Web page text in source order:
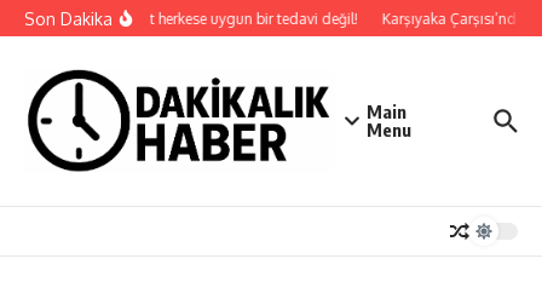
İçeriğe atla
Son DakikaHacamat herkese uygun bir tedavi değil! Karşıyaka Çarşısı’nda
Main
Menu